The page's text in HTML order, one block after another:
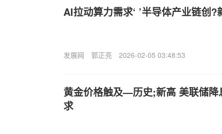
AI拉动算力需求‘ ’半导体产业链创?
发展网 郭正亮 2026-02-05 03:48:53
黄金价格触及—历史;新高 美联储降
求